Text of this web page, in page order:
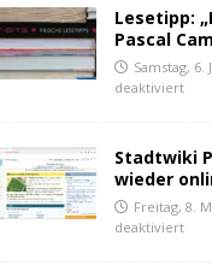
Lesetipp:
Pascal
Samstag, 6.
deaktiviert
Stadtwiki
wieder
Freitag, 8.
deaktiviert